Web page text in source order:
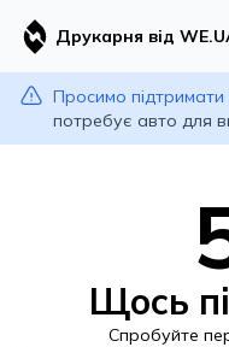
Друкарня від
Просимо підтримати
потребує авто для
Щось
Спробуйте